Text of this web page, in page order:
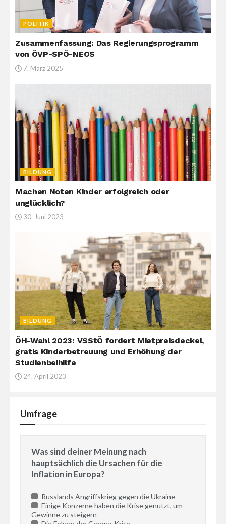
POLITIK
Zusammenfassung: Das Regierungsprogramm
von ÖVP-SPÖ-NEOS
7. März 2025
BILDUNG
Machen Noten Kinder erfolgreich oder
unglücklich?
30. Juni 2023
BILDUNG
ÖH-Wahl 2023: VSStÖ fordert Mietpreisdeckel,
gratis Kinderbetreuung und Erhöhung der
Studienbeihilfe
24. April 2023
Umfrage
Was sind deiner Meinung nach
hauptsächlich die Ursachen für die
Inflation in Europa?
Russlands Angriffskrieg gegen die Ukraine
Einige Konzerne haben die Krise genutzt, um
Gewinne zu steigern